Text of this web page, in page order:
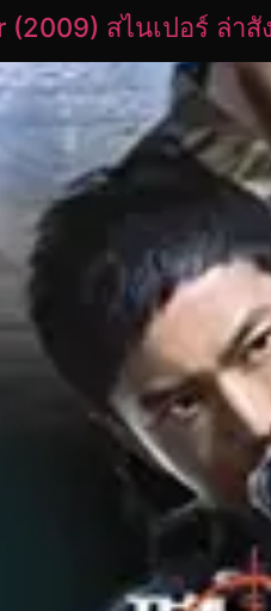
(2009) สไนเปอร์ ล่าสั